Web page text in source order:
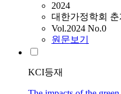
2024
대한가정학회
Vol.2024 No.0
원문보기
KCI등재